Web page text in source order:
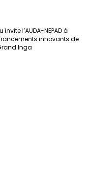
l’AUDA-NEPAD à
innovants de
Inga